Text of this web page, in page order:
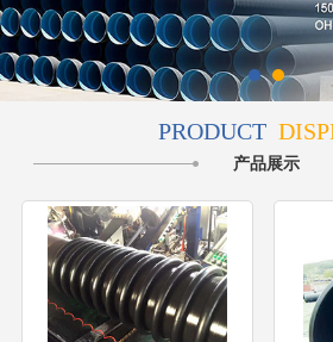
PRODUCT
产品展示